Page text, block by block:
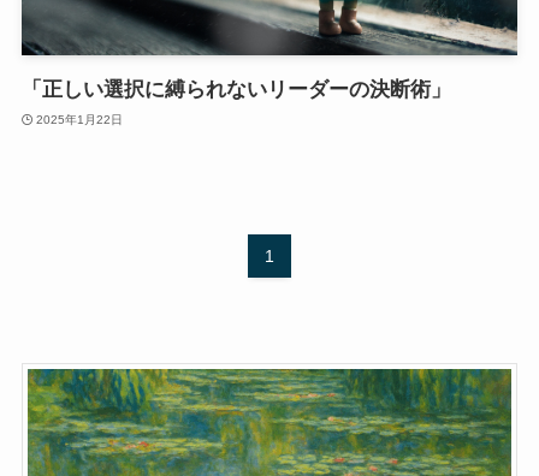
「正しい選択に縛られないリーダーの決断術」
2025年1月22日
1